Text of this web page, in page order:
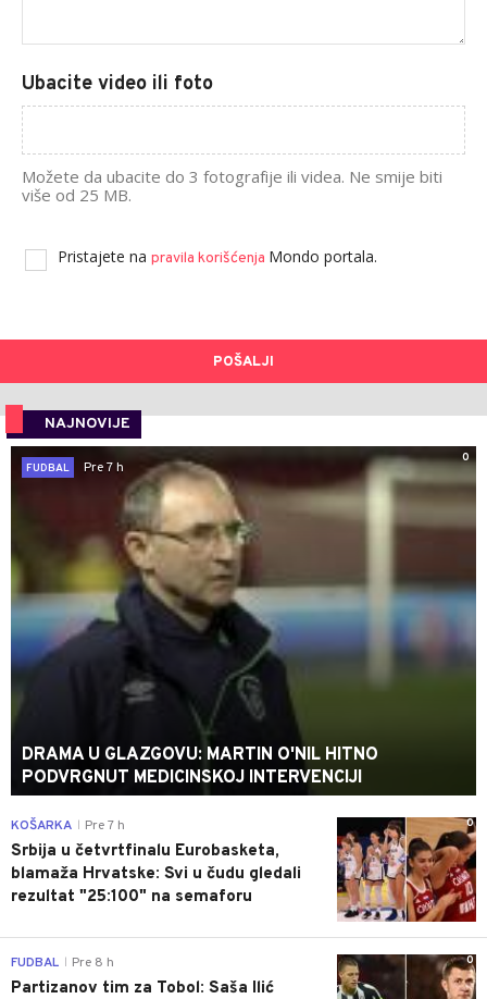
Ubacite video ili foto
Možete da ubacite do 3 fotografije ili videa. Ne smije biti
više od 25 MB.
Pristajete na pravila korišćenja Mondo portala.
POŠALJI
NAJNOVIJE
0
FUDBAL
Pre 7 h
DRAMA U GLAZGOVU: MARTIN O'NIL HITNO
PODVRGNUT MEDICINSKOJ INTERVENCIJI
0
KOŠARKA Pre 7 h
Srbija u četvrtfinalu Eurobasketa,
blamaža Hrvatske: Svi u čudu gledali
rezultat "25:100" na semaforu
0
FUDBAL Pre 8 h
Partizanov tim za Tobol: Saša Ilić